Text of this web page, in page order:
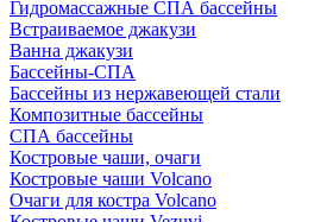
Гидромассажные СПА бассейны
Встраиваемое джакузи
Ванна джакузи
Бассейны-СПА
Бассейны из нержавеющей стали
Композитные бассейны
СПА бассейны
Костровые чаши, очаги
Костровые чаши Volcano
Очаги для костра Volcano